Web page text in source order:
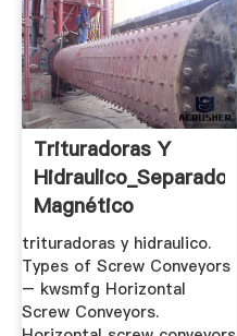
Trituradoras Y
Hidraulico_Separador
Magnético
trituradoras y hidraulico.
Types of Screw Conveyors
– kwsmfg Horizontal
Screw Conveyors.